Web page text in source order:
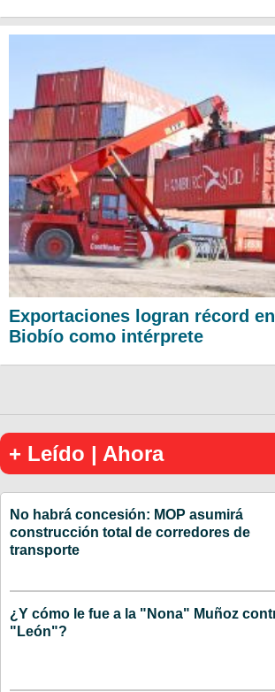
Exportaciones logran récord
Biobío como intérprete
+ Leído | Ahora
No habrá concesión: MOP asumirá
construcción total de corredores de
transporte
¿Y cómo le fue a la "Nona" Muñoz
"León"?